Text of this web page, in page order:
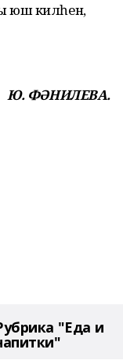
юш килһен,
Ю. ФӘНИЛЕВА.
"Еда и